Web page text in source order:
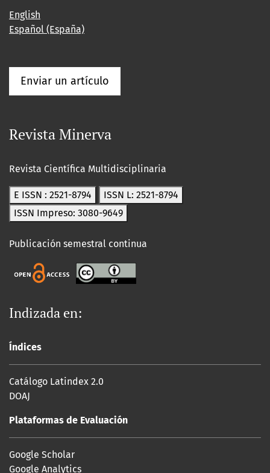
English
Español (España)
Enviar un artículo
Revista Minerva
Revista Científica Multidisciplinaria
E ISSN : 2521-8794
ISSN L: 2521-8794
ISSN Impreso: 3080-9649
Publicación semestral continua
Indizada en:
Índices
Catálogo Latindex 2.0
DOAJ
Plataformas de Evaluación
Google Scholar
Google Analytics